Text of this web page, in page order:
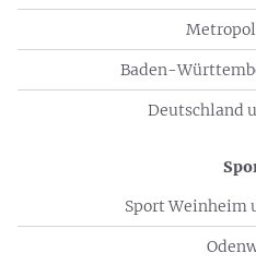
Baden-
Deutschland
Sport Weinheim